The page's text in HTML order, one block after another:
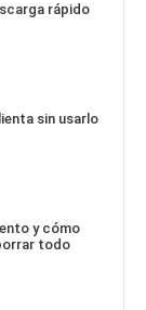
rápido
sin usarlo
y cómo
todo